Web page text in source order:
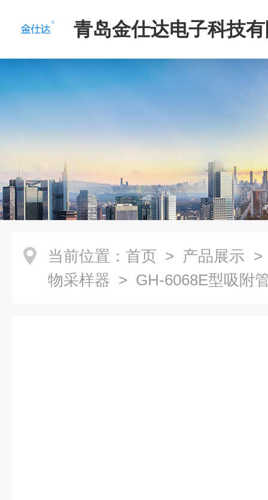
青岛金仕达电子科技
当前位置： 首页 > 产品展示
物采样器 > GH-6068E型吸附